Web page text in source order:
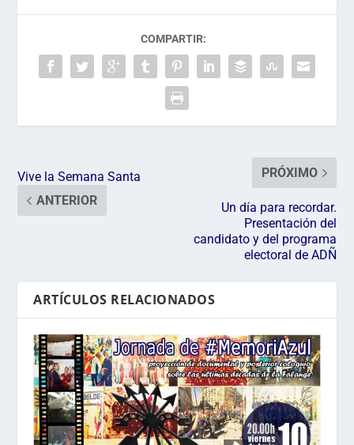
COMPARTIR:
Vive la Semana Santa
ANTERIOR
PRÓXIMO
Un día para recordar.
Presentación del
candidato y del programa
electoral de ADÑ
ARTÍCULOS RELACIONADOS